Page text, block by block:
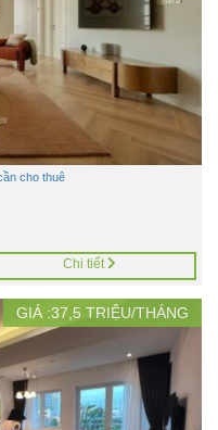
cho thuê
Chi tiết
GIÁ :37,5 TRIỆU/THÁNG